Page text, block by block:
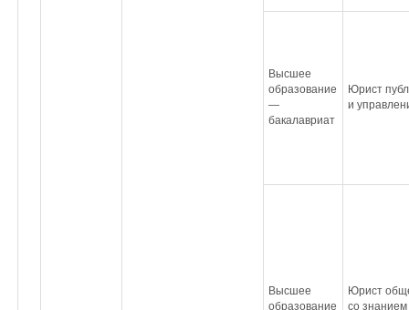
Высшее
образование
—
бакалавриат
Юрист
и
Высшее
образование
Юрист
со знанием